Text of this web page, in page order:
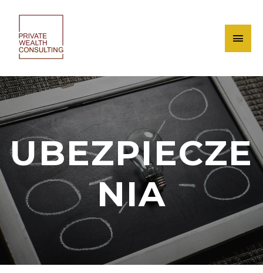
UBEZPIECZE
NIA